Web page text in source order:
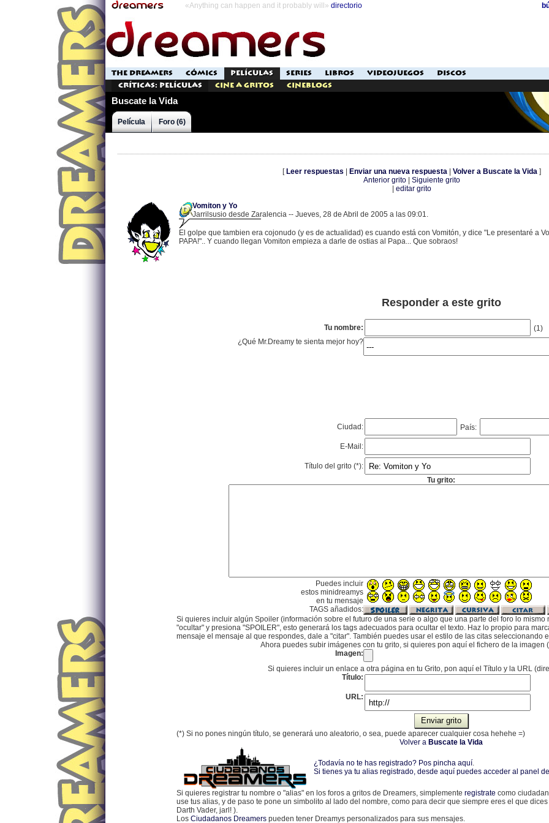
«Anything can happen and it probably will» directorio
THE DREAMERS CÓMICS PELÍCULAS SERIES LIBROS VIDEOJUEGOS
DISCOS
Críticas: Películas
Cine a Gritos Cineblogs
Buscate la Vida
Película Foro (6)
[ Leer respuestas Enviar una nueva respuesta Volver a Buscate la Vida ]
Anterior grito
Siguiente grito
editar grito
Vomiton y Yo
Jarrilsusio desde Zaralencia -- Jueves, 28 de Abril de 2005 a las 09:01.
El golpe que tambien era cojonudo (y es de actualidad) es cuando está con Vomitón, y dice "Le presentaré a
PAPA!".. Y cuando llegan Vomiton empieza a darle de ostias al Papa... Que sobraos!
Responder a este grito
Tu nombre:
(1)
¿Qué Mr.Dreamy te sienta mejor hoy?
Ciudad: País:
E-Mail:
Título del grito (*):
Tu grito:
Puedes incluir
estos minidreamys
en tu mensaje
TAGS añadidos:
Si quieres incluir algún Spoiler (información sobre el futuro de una serie o algo que una parte del foro lo
"ocultar" y presiona "SPOILER", esto generará los tags adecuados para ocultar el texto. Haz lo propio para
mensaje el mensaje al que respondes, dale a "citar". También puedes usar el estilo de las citas seleccionando
Ahora puedes subir imágenes con tu grito, si quieres pon aquí el fichero de la imagen
Imagen:
Si quieres incluir un enlace a otra página en tu Grito, pon aquí el Título y la URL
Título:
URL:
(*) Si no pones ningún título, se generará uno aleatorio, o sea, puede aparecer cualquier cosa hehehe =)
Volver a Buscate la Vida
¿Todavía no te has registrado? Pos pincha aquí.
Si tienes ya tu alias registrado, desde aquí puedes acceder al panel
Si quieres registrar tu nombre o "alias" en los foros a gritos de Dreamers, simplemente registrate como
use tus alias, y de paso te pone un simbolito al lado del nombre, como para decir que siempre eres el que
Darth Vader, jarl! ).
Los Ciudadanos Dreamers pueden tener Dreamys personalizados para sus mensajes.